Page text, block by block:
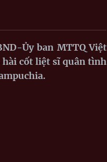
Ủy ban MTTQ Việt
hài cốt liệt sĩ quân tình